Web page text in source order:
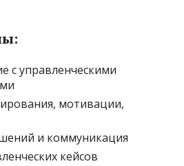
с управленческими
мотивации,
и коммуникация
кейсов